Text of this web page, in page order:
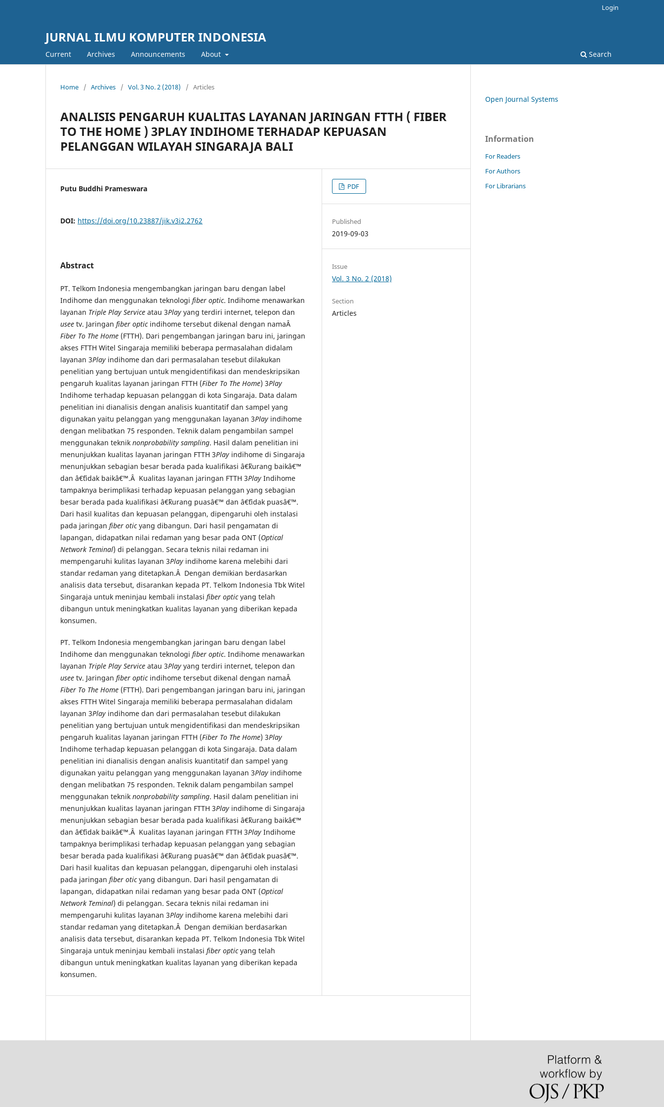
JURNAL ILMU KOMPUTER INDONESIA
Current Archives Announcements About Search
Login
Home / Archives / Vol. 3 No. 2 (2018) / Articles
ANALISIS PENGARUH KUALITAS LAYANAN JARINGAN FTTH ( FIBER
TO THE HOME ) 3PLAY INDIHOME TERHADAP KEPUASAN
PELANGGAN WILAYAH SINGARAJA BALI
Putu Buddhi Prameswara
DOI: https://doi.org/10.23887/jik.v3i2.2762
Abstract
PT. Telkom Indonesia mengembangkan jaringan baru dengan label
Indihome dan menggunakan teknologi fiber optic. Indihome menawarkan
layanan Triple Play Service atau 3Play yang terdiri internet, telepon dan
usee tv. Jaringan fiber optic indihome tersebut dikenal dengan namaÂ
Fiber To The Home (FTTH). Dari pengembangan jaringan baru ini, jaringan
akses FTTH Witel Singaraja memiliki beberapa permasalahan didalam
layanan 3Play indihome dan dari permasalahan tesebut dilakukan
penelitian yang bertujuan untuk mengidentifikasi dan mendeskripsikan
pengaruh kualitas layanan jaringan FTTH (Fiber To The Home) 3Play
Indihome terhadap kepuasan pelanggan di kota Singaraja. Data dalam
penelitian ini dianalisis dengan analisis kuantitatif dan sampel yang
digunakan yaitu pelanggan yang menggunakan layanan 3Play indihome
dengan melibatkan 75 responden. Teknik dalam pengambilan sampel
menggunakan teknik nonprobability sampling. Hasil dalam penelitian ini
menunjukkan kualitas layanan jaringan FTTH 3Play indihome di Singaraja
menunjukkan sebagian besar berada pada kualifikasi â€˜kurang baikâ€™
dan â€˜tidak baikâ€™.Â Kualitas layanan jaringan FTTH 3Play Indihome
tampaknya berimplikasi terhadap kepuasan pelanggan yang sebagian
besar berada pada kualifikasi â€˜kurang puasâ€™ dan â€˜tidak puasâ€™.
Dari hasil kualitas dan kepuasan pelanggan, dipengaruhi oleh instalasi
pada jaringan fiber oticyang dibangun. Dari hasil pengamatan di
lapangan, didapatkan nilai redaman yang besar pada ONT (Optical
Network Teminal) di pelanggan. Secara teknis nilai redaman ini
mempengaruhi kulitas layanan 3Play indihome karena melebihi dari
standar redaman yang ditetapkan.Â Dengan demikian berdasarkan
analisis data tersebut, disarankan kepada PT. Telkom Indonesia Tbk Witel
Singaraja untuk meninjau kembali instalasi fiber opticyang telah
dibangun untuk meningkatkan kualitas layanan yang diberikan kepada
konsumen.
PT. Telkom Indonesia mengembangkan jaringan baru dengan label
Indihome dan menggunakan teknologi fiber optic. Indihome menawarkan
layanan Triple Play Service atau 3Play yang terdiri internet, telepon dan
usee tv. Jaringan fiber optic indihome tersebut dikenal dengan namaÂ
Fiber To The Home (FTTH). Dari pengembangan jaringan baru ini, jaringan
akses FTTH Witel Singaraja memiliki beberapa permasalahan didalam
layanan 3Play indihome dan dari permasalahan tesebut dilakukan
penelitian yang bertujuan untuk mengidentifikasi dan mendeskripsikan
pengaruh kualitas layanan jaringan FTTH (Fiber To The Home) 3Play
Indihome terhadap kepuasan pelanggan di kota Singaraja. Data dalam
penelitian ini dianalisis dengan analisis kuantitatif dan sampel yang
digunakan yaitu pelanggan yang menggunakan layanan 3Play indihome
dengan melibatkan 75 responden. Teknik dalam pengambilan sampel
menggunakan teknik nonprobability sampling. Hasil dalam penelitian ini
menunjukkan kualitas layanan jaringan FTTH 3Play indihome di Singaraja
menunjukkan sebagian besar berada pada kualifikasi â€˜kurang baikâ€™
dan â€˜tidak baikâ€™.Â Kualitas layanan jaringan FTTH 3Play Indihome
tampaknya berimplikasi terhadap kepuasan pelanggan yang sebagian
besar berada pada kualifikasi â€˜kurang puasâ€™ dan â€˜tidak puasâ€™.
Dari hasil kualitas dan kepuasan pelanggan, dipengaruhi oleh instalasi
pada jaringan fiber oticyang dibangun. Dari hasil pengamatan di
lapangan, didapatkan nilai redaman yang besar pada ONT (Optical
Network Teminal) di pelanggan. Secara teknis nilai redaman ini
mempengaruhi kulitas layanan 3Play indihome karena melebihi dari
standar redaman yang ditetapkan.Â Dengan demikian berdasarkan
analisis data tersebut, disarankan kepada PT. Telkom Indonesia Tbk Witel
Singaraja untuk meninjau kembali instalasi fiber opticyang telah
dibangun untuk meningkatkan kualitas layanan yang diberikan kepada
konsumen.
PDF
Published
2019-09-03
Issue
Vol. 3 No. 2 (2018)
Section
Articles
Open Journal Systems
Information
For Readers
For Authors
For Librarians